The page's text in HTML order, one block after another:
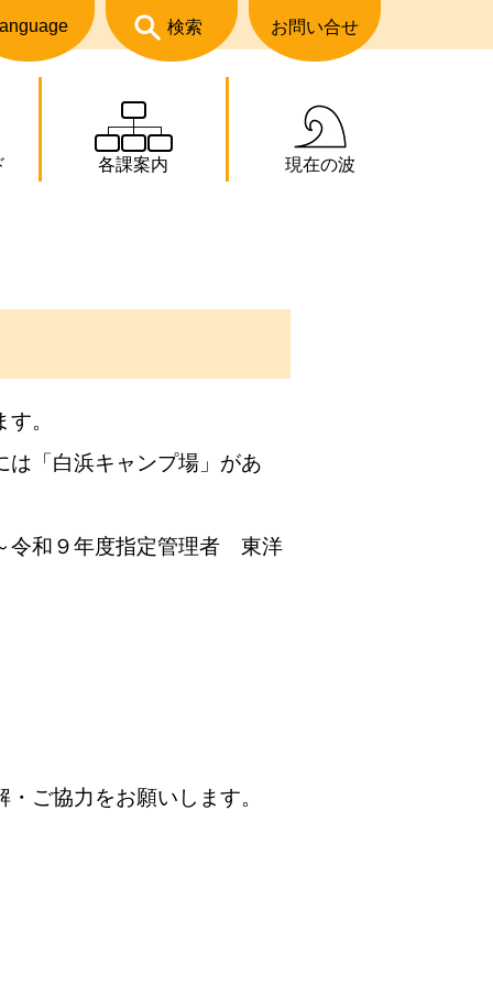
検索 お問い合せ
各課案内 現在の波
。
は「白浜キャンプ場」があ
令和９年度指定管理者 東洋
ご協力をお願いします。